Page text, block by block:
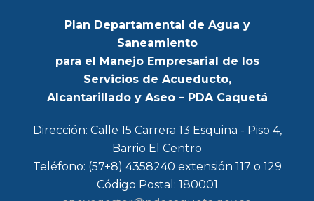
Plan Departamental de Agua y
Saneamiento
para el Manejo Empresarial de los
Servicios de Acueducto,
Alcantarillado y Aseo – PDA Caquetá
Dirección: Calle 15 Carrera 13 Esquina - Piso 4,
Barrio El Centro
Teléfono: (57+8) 4358240 extensión 117 o 129
Código Postal: 180001